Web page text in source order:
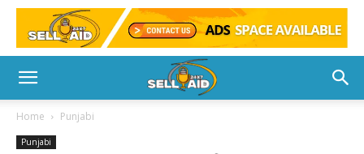
Home Punjabi
Punjabi